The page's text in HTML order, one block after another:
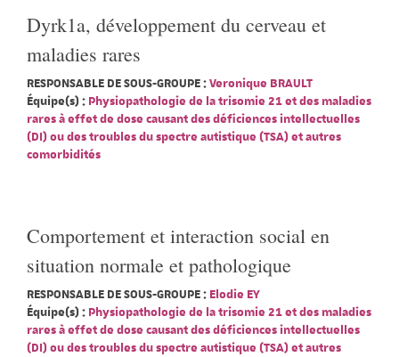
Dyrk1a, développement du cerveau et
maladies rares
RESPONSABLE DE SOUS-GROUPE :Veronique BRAULT
Équipe(s) : Physiopathologie de la trisomie 21 et des maladies
rares à effet de dose causant des déficiences intellectuelles
(DI) ou des troubles du spectre autistique (TSA) et autres
comorbidités
Comportement et interaction social en
situation normale et pathologique
RESPONSABLE DE SOUS-GROUPE : Elodie EY
Équipe(s) : Physiopathologie de la trisomie 21 et des maladies
rares à effet de dose causant des déficiences intellectuelles
(DI) ou des troubles du spectre autistique (TSA) et autres